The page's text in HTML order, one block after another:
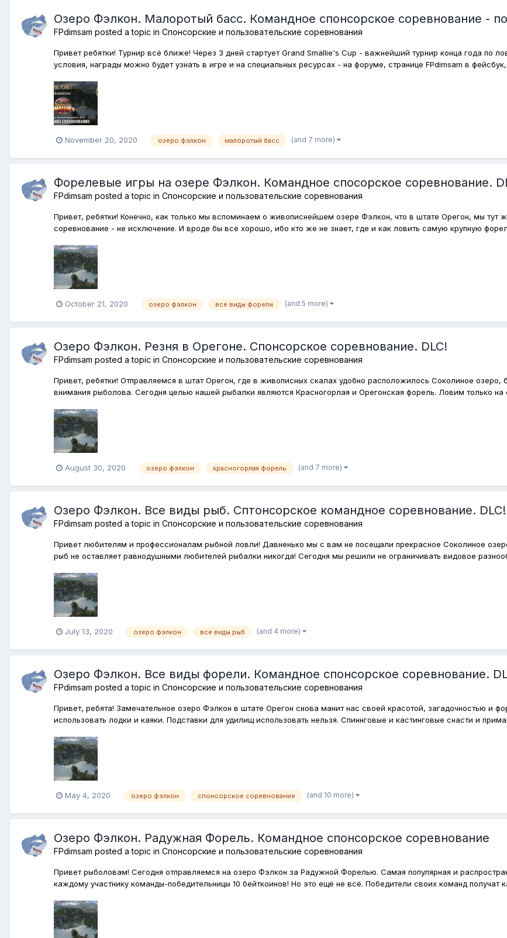
Озеро Фэлкон. Малоротый басс. Командное спонсорское соревнование -
FPdimsam posted a topic in Спонсорские и пользовательские соревнования
Привет ребятки! Турнир всё ближе! Через 3 дней стартует Grand Smallie's Cup - важнейший турнир конца года по
условия, награды можно будет узнать в игре и на специальных ресурсах - на форуме, странице FPdimsam в фейсбук,
November 20, 2020 озеро фэлкон малоротый басс (and 7 more)
Форелевые игры на озере Фэлкон. Командное спосорское соревнование.
FPdimsam posted a topic in Спонсорские и пользовательские соревнования
Привет, ребятки! Конечно, как только мы вспоминаем о живописнейшем озере Фэлкон, что в штате Орегон, мы тут
соревнование - не исключение. И вроде бы всё хорошо, ибо кто же не знает, где и как ловить самую крупную
October 21, 2020 озеро фэлкон все виды форели (and 5 more)
Озеро Фэлкон. Резня в Орегоне. Спонсорское соревнование. DLC!
FPdimsam posted a topic in Спонсорские и пользовательские соревнования
Привет, ребятки! Отправляемся в штат Орегон, где в живописных скалах удобно расположилось Соколиное
внимания рыболова. Сегодня целью нашей рыбалки являются Красногорлая и Орегонская форель. Ловим только на
August 30, 2020 озеро фэлкон красногорлая форель (and 7 more)
Озеро Фэлкон. Все виды рыб. Сптонсорское командное соревнование. DLC!
FPdimsam posted a topic in Спонсорские и пользовательские соревнования
Привет любителям и профессионалам рыбной ловли! Давненько мы с вам не посещали прекрасное Соколиное
рыб не оставляет равнодушными любителей рыбалки никогда! Сегодня мы решили не ограничивать видовое
July 13, 2020 озеро фэлкон все виды рыб (and 4 more)
Озеро Фэлкон. Все виды форели. Командное спонсорское соревнование.
FPdimsam posted a topic in Спонсорские и пользовательские соревнования
Привет, ребята! Замечательное озеро Фэлкон в штате Орегон снова манит нас своей красотой, загадочностью и
использовать лодки и каяки. Подставки для удилищ использовать нельзя. Спиннговые и кастинговые снасти и
May 4, 2020 озеро фэлкон спонсорское соревнование (and 10 more)
Озеро Фэлкон. Радужная Форель. Командное спонсорское соревнование
FPdimsam posted a topic in Спонсорские и пользовательские соревнования
Привет рыболовам! Сегодня отправляемся на озеро Фэлкон за Радужной Форелью. Самая популярная и
каждому участнику команды-победительницы 10 бейткоинов! Но это ещё не всё. Победители своих команд получат